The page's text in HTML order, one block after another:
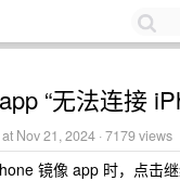
“无法连接
at Nov 21, 2024 · 7179 views
镜像 app 时，点击